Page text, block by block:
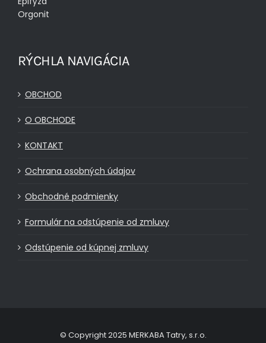
Orgonit
RÝCHLA NAVIGÁCIA
OBCHOD
O OBCHODE
KONTAKT
Ochrana osobných údajov
Obchodné podmienky
Formulár na odstúpenie od zmluvy
Odstúpenie od kúpnej zmluvy
© Copyright 2025 MERKABA Tatry, s.r.o.